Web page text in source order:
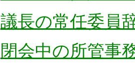
議長の常任委員
閉会中の所管事